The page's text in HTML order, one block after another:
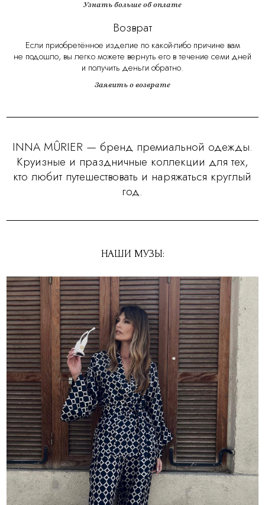
Узнать больше об оплате
Возврат
Если приобретённое изделие по какой-либо причине вам
не подошло, вы легко можете вернуть его в течение семи дней
и получить деньги обратно.
Заявить о возврате
INNA MÛRIER — бренд премиальной одежды.
Круизные и праздничные коллекции для тех,
кто любит путешествовать и наряжаться круглый
год.
НАШИ МУЗЫ: